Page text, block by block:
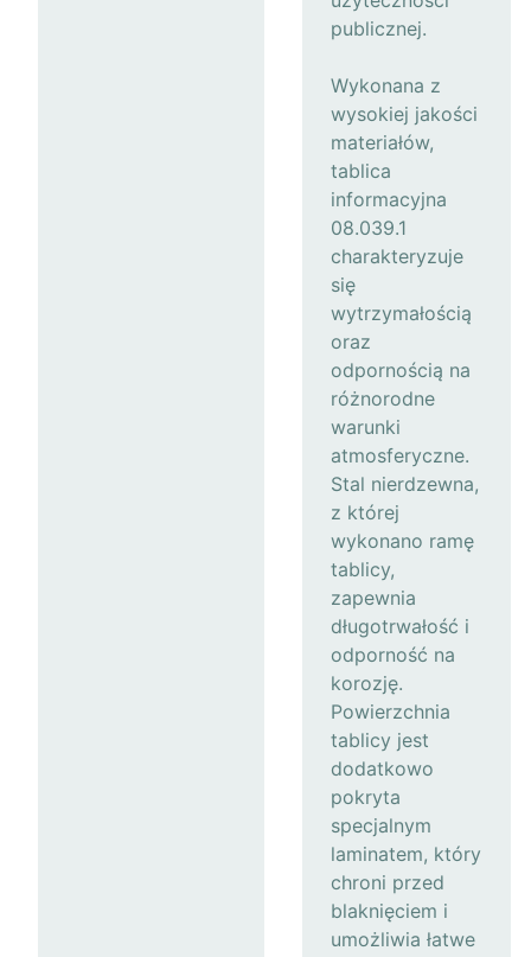
publicznej.
Wykonana z
wysokiej jakości
materiałów,
tablica
informacyjna
08.039.1
charakteryzuje
się
wytrzymałością
oraz
odpornością na
różnorodne
warunki
atmosferyczne.
Stal nierdzewna,
z której
wykonano ramę
tablicy,
zapewnia
długotrwałość i
odporność na
korozję.
Powierzchnia
tablicy jest
dodatkowo
pokryta
specjalnym
laminatem, który
chroni przed
blaknięciem i
umożliwia łatwe